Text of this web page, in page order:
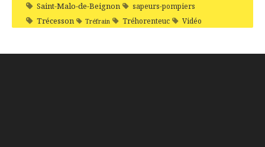
Saint-Malo-de-Beignon sapeurs-pompiers
Trécesson Tréfrain Tréhorenteuc Vidéo